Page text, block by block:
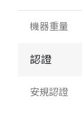
機器重量
認證
安規認證